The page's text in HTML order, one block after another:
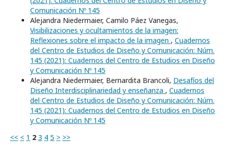
Comunicación Nº 145
Alejandra Niedermaier, Camilo Páez Vanegas,
Visibilizaciones y ocultamientos de la imagen:
Reflexiones sobre el impacto de la imagen , Cuadernos
del Centro de Estudios de Diseño y Comunicación: Núm.
145 (2021): Cuadernos del Centro de Estudios en Diseño
y Comunicación Nº 145
Alejandra Niedermaier, Bernardita Brancoli, Desafíos del
Diseño Interdisciplinariedad y enseñanza , Cuadernos
del Centro de Estudios de Diseño y Comunicación: Núm.
145 (2021): Cuadernos del Centro de Estudios en Diseño
y Comunicación Nº 145
<< < 1 2 3 4 5 > >>